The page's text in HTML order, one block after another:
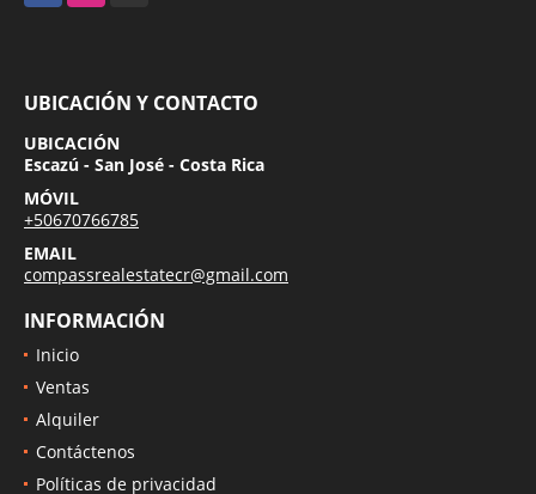
UBICACIÓN Y CONTACTO
UBICACIÓN
Escazú - San José - Costa Rica
MÓVIL
+50670766785
EMAIL
compassrealestatecr@gmail.com
INFORMACIÓN
Inicio
Ventas
Alquiler
Contáctenos
Políticas de privacidad